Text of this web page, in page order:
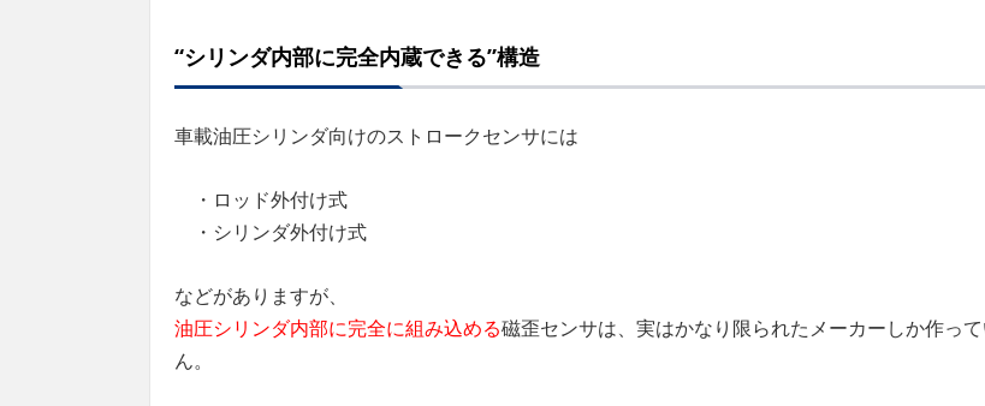
“シリンダ内部に完全内蔵できる”構造
車載油圧シリンダ向けのストロークセンサには
・ロッド外付け式
・シリンダ外付け式
などがありますが、
油圧シリンダ内部に完全に組み込める磁歪センサは、実はかなり限られたメーカーしか作っ
ん。